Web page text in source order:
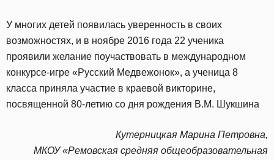
У многих детей появилась уверенность в своих
возможностях, и в ноябре 2016 года 22 ученика
проявили желание поучаствовать в международном
конкурсе-игре «Русский Медвежонок», а ученица 8
класса приняла участие в краевой викторине,
посвященной 80-летию со дня рождения В.М. Шукшина
Кутерницкая Марина Петровна,
МКОУ «Ремовская средняя общеобразовательная